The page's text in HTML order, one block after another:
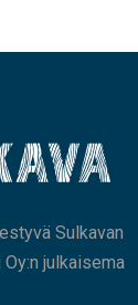
Sulkavan
julkaisema